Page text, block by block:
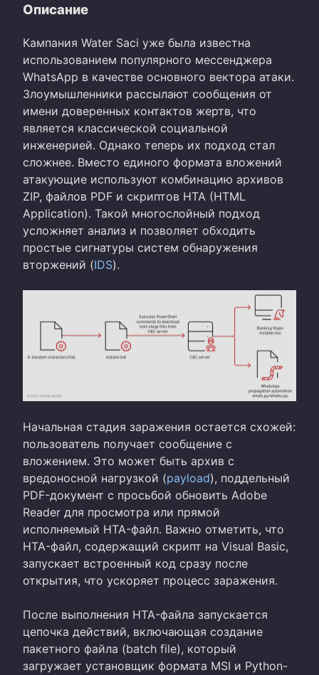
Описание
Кампания Water Saci уже была известна
использованием популярного мессенджера
WhatsApp в качестве основного вектора атаки.
Злоумышленники рассылают сообщения от
имени доверенных контактов жертв, что
является классической социальной
инженерией. Однако теперь их подход стал
сложнее. Вместо единого формата вложений
атакующие используют комбинацию архивов
ZIP, файлов PDF и скриптов HTA (HTML
Application). Такой многослойный подход
усложняет анализ и позволяет обходить
простые сигнатуры систем обнаружения
вторжений (IDS).
Начальная стадия заражения остается схожей:
пользователь получает сообщение с
вложением. Это может быть архив с
вредоносной нагрузкой (payload), поддельный
PDF-документ с просьбой обновить Adobe
Reader для просмотра или прямой
исполняемый HTA-файл. Важно отметить, что
HTA-файл, содержащий скрипт на Visual Basic,
запускает встроенный код сразу после
открытия, что ускоряет процесс заражения.
После выполнения HTA-файла запускается
цепочка действий, включающая создание
пакетного файла (batch file), который
загружает установщик формата MSI и Python-